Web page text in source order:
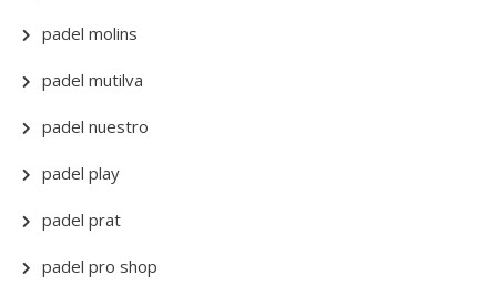
padel molins
padel mutilva
padel nuestro
padel play
padel prat
padel pro shop